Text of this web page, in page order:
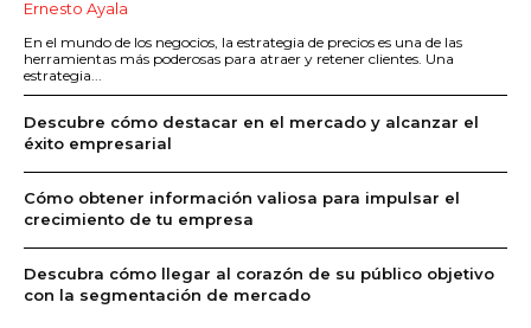
Ernesto Ayala
En el mundo de los negocios, la estrategia de precios es una de las
herramientas más poderosas para atraer y retener clientes. Una
estrategia...
Descubre cómo destacar en el mercado y alcanzar el
éxito empresarial
Cómo obtener información valiosa para impulsar el
crecimiento de tu empresa
Descubra cómo llegar al corazón de su público objetivo
con la segmentación de mercado